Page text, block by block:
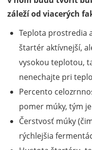
záleží od viacerých
Teplota prostredia
štartér aktívnejší,
vysokou teplotou,
nenechajte pri
Percento
pomer múky, tým
Čerstvosť múky
rýchlejšia